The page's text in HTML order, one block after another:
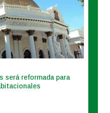
será reformada para